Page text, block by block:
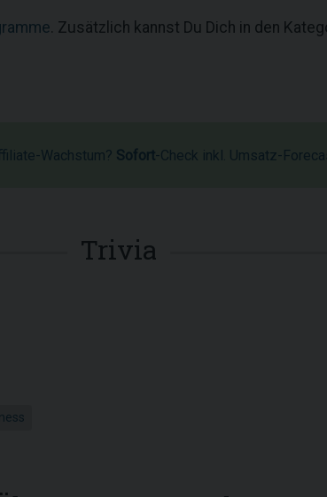
. Zusätzlich kannst Du Dich in den
Wachstum? Sofort-Check inkl. Umsatz-
Trivia